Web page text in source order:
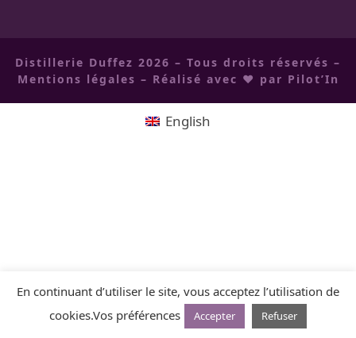
Distillerie Duffez 2026 – Tous droits réservés –
Mentions légales – Réalisé avec ❤ par Pilot’In
En continuant d’utiliser le site, vous acceptez l’utilisation de
cookies.Vos préférences Accepter Refuser
English